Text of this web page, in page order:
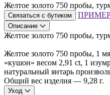
Желтое золото 750 пробы,
Связаться с бутиком
Описание
Желтое золото 750 пробы,
Желтое золото 750 пробы, 1
«кушон» весом 2,91 ct, 1
натуральный янтарь
Общий вес изделия — 9,28 г.
Уход